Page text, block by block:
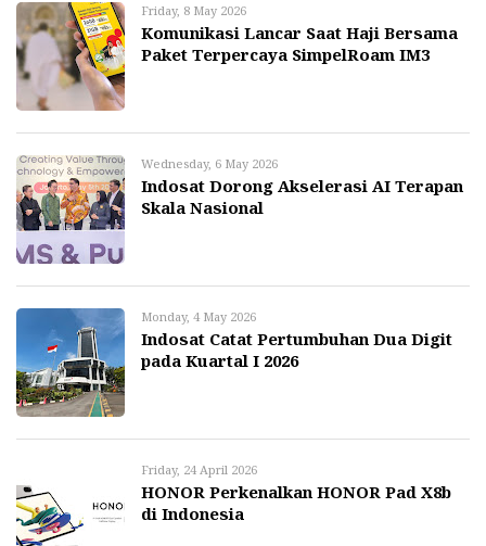
Friday, 8 May 2026
Komunikasi Lancar Saat Haji Bersama
Paket Terpercaya SimpelRoam IM3
Wednesday, 6 May 2026
Indosat Dorong Akselerasi AI Terapan
Skala Nasional
Monday, 4 May 2026
Indosat Catat Pertumbuhan Dua Digit
pada Kuartal I 2026
Friday, 24 April 2026
HONOR Perkenalkan HONOR Pad X8b
di Indonesia